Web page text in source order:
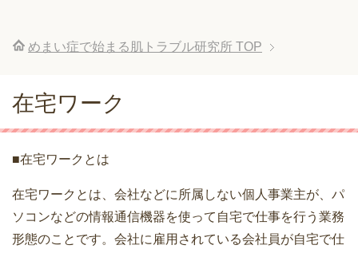
めまい症で始まる肌トラブル研究所 TOP
在宅ワーク
■在宅ワークとは
在宅ワークとは、会社などに所属しない個人事業主が、パ
ソコンなどの情報通信機器を使って自宅で仕事を行う業務
形態のことです。会社に雇用されている会社員が自宅で仕